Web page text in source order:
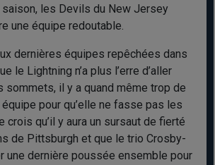
saison, les Devils du New Jersey
une équipe redoutable.
dernières équipes repêchées dans
le Lightning n’a plus l’erre d’aller
sommets, il y a quand même trop de
pour qu’elle ne fasse pas les
crois qu’il y aura un sursaut de fierté
de Pittsburgh et que le trio Crosby-
une dernière poussée ensemble pour